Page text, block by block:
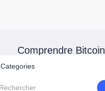
Comprendre Bitcoin
Categories